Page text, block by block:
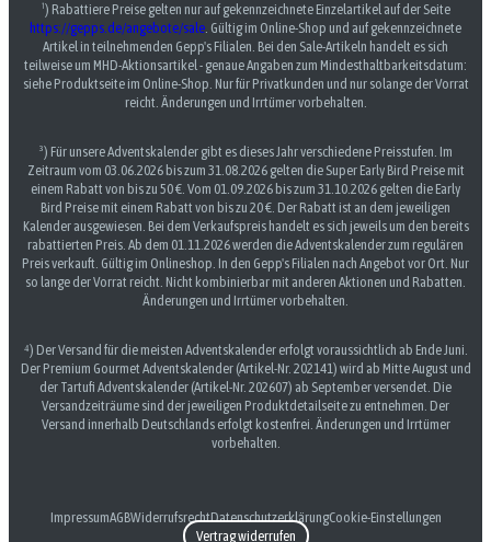
¹) Rabattiere Preise gelten nur auf gekennzeichnete Einzelartikel auf der Seite
https://gepps.de/angebote/sale. Gültig im Online-Shop und auf gekennzeichnete
Artikel in teilnehmenden Gepp's Filialen. Bei den Sale-Artikeln handelt es sich
teilweise um MHD-Aktionsartikel - genaue Angaben zum Mindesthaltbarkeitsdatum:
siehe Produktseite im Online-Shop. Nur für Privatkunden und nur solange der Vorrat
reicht. Änderungen und Irrtümer vorbehalten.
³) Für unsere Adventskalender gibt es dieses Jahr verschiedene Preisstufen. Im
Zeitraum vom 03.06.2026 bis zum 31.08.2026 gelten die Super Early Bird Preise mit
einem Rabatt von bis zu 50 €. Vom 01.09.2026 bis zum 31.10.2026 gelten die Early
Bird Preise mit einem Rabatt von bis zu 20 €. Der Rabatt ist an dem jeweiligen
Kalender ausgewiesen. Bei dem Verkaufspreis handelt es sich jeweils um den bereits
rabattierten Preis. Ab dem 01.11.2026 werden die Adventskalender zum regulären
Preis verkauft. Gültig im Onlineshop. In den Gepp's Filialen nach Angebot vor Ort. Nur
so lange der Vorrat reicht. Nicht kombinierbar mit anderen Aktionen und Rabatten.
Änderungen und Irrtümer vorbehalten.
⁴) Der Versand für die meisten Adventskalender erfolgt voraussichtlich ab Ende Juni.
Der Premium Gourmet Adventskalender (Artikel-Nr. 202141) wird ab Mitte August und
der Tartufi Adventskalender (Artikel-Nr. 202607) ab September versendet. Die
Versandzeiträume sind der jeweiligen Produktdetailseite zu entnehmen. Der
Versand innerhalb Deutschlands erfolgt kostenfrei. Änderungen und Irrtümer
vorbehalten.
ImpressumAGBWiderrufsrechtDatenschutzerklärungCookie-Einstellungen
Vertrag widerrufen